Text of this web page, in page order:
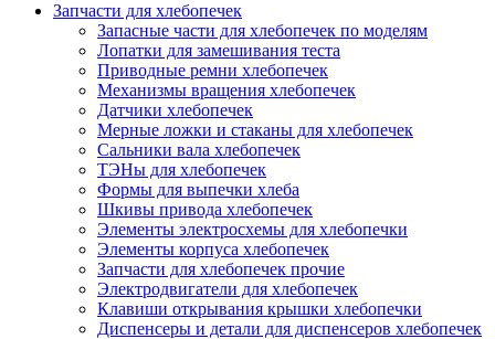
Запчасти для хлебопечек
Запасные части для хлебопечек по моделям
Лопатки для замешивания теста
Приводные ремни хлебопечек
Механизмы вращения хлебопечек
Датчики хлебопечек
Мерные ложки и стаканы для хлебопечек
Сальники вала хлебопечек
ТЭНы для хлебопечек
Формы для выпечки хлеба
Шкивы привода хлебопечек
Элементы электросхемы для хлебопечки
Элементы корпуса хлебопечек
Запчасти для хлебопечек прочие
Электродвигатели для хлебопечек
Клавиши открывания крышки хлебопечки
Диспенсеры и детали для диспенсеров хлебопечек